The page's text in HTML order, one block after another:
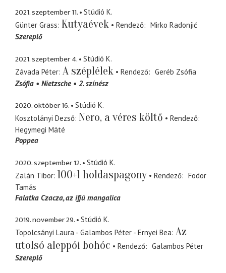
2021. szeptember 11.
Stúdió K.
Günter Grass Kutyaévek Rendező
Mirko Radonjić
Szereplő
2021. szeptember 4.
Stúdió K.
Závada Péter A széplélek Rendező
Geréb Zsófia
Zsófia
Nietzsche 2. színész
2020. október 16.
Stúdió K.
Kosztolányi Dezső Nero, a véres költő
Rendező
Hegymegi Máté
Poppea
2020. szeptember 12.
Stúdió K.
Zalán Tibor 100+1 holdaspagony Rendező
Fodor
Tamás
Falatka Czacza az ifjú mangalica
2019. november 29.
Stúdió K.
Topolcsányi Laura - Galambos Péter - Ernyei Bea Az
utolsó aleppói bohóc
Rendező
Galambos Péter
Szereplő